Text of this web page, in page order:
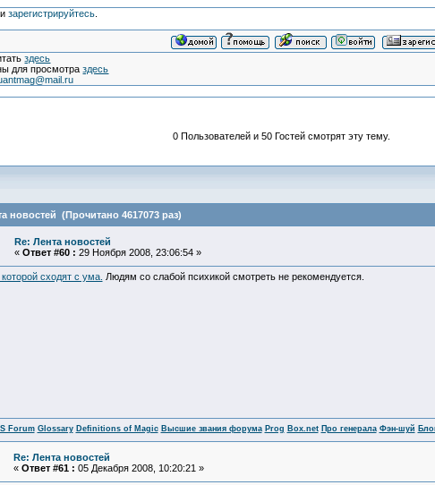
зарегистрируйтесь.
здесь
для просмотраздесь
0 Пользователей и 50 Гостей смотрят эту тему.
новостей (Прочитано 4617073 раз)
Re: Лента новостей
« Ответ #60 : 29 Ноября 2008, 23:06:54 »
которой сходят с ума. Людям со слабой психикой смотреть не рекомендуется.
Forum Glossary Definitions of Magic Высшие звания форума Prog Box.net Про генерала Фэн-шуй
Re: Лента новостей
« Ответ #61 : 05 Декабря 2008, 10:20:21 »